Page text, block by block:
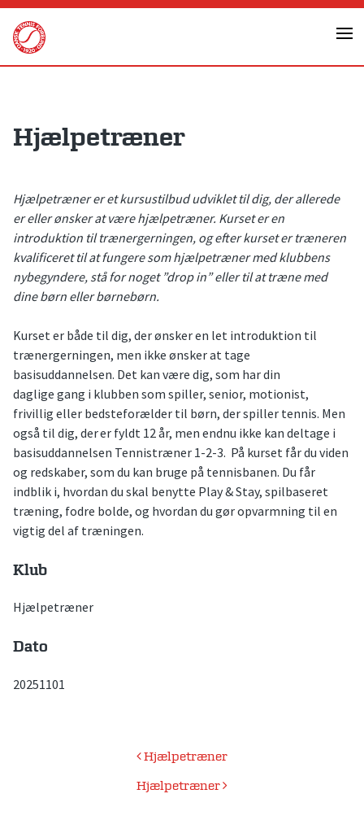
Skip
content
Hjælpetræner
Hjælpetræner er et kursustilbud udviklet til dig, der allerede
er eller ønsker at være hjælpetræner. Kurset er en
introduktion til trænergerningen, og efter kurset er træneren
kvalificeret til at fungere som hjælpetræner med klubbens
nybegyndere, stå for noget ”drop in” eller til at træne med
dine børn eller børnebørn.
Kurset er både til dig, der ønsker en let introduktion til
trænergerningen, men ikke ønsker at tage
basisuddannelsen. Det kan være dig, som har din
daglige gang i klubben som spiller, senior, motionist,
frivillig eller bedsteforælder til børn, der spiller tennis. Men
også til dig, der er fyldt 12 år, men endnu ikke kan deltage i
basisuddannelsen Tennistræner 1-2-3. På kurset får du viden
og redskaber, som du kan bruge på tennisbanen. Du får
indblik i, hvordan du skal benytte Play & Stay, spilbaseret
træning, fodre bolde, og hvordan du gør opvarmning til en
vigtig del af træningen.
Klub
Hjælpetræner
Dato
20251101
IndlægsnavigationHjælpetræner
Hjælpetræner